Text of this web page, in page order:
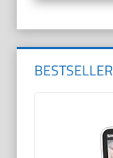
BESTSELLER